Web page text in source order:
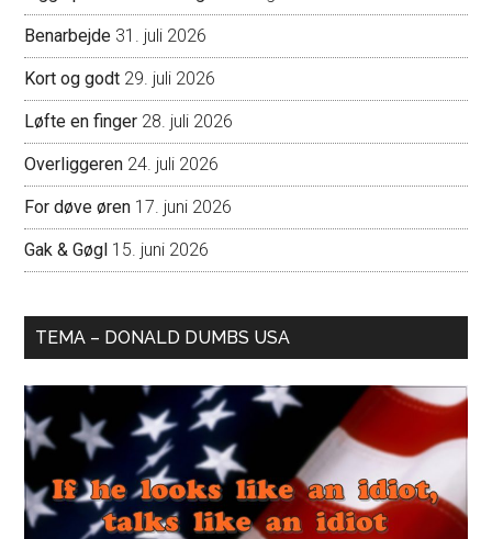
Benarbejde 31. juli 2026
Kort og godt 29. juli 2026
Løfte en finger 28. juli 2026
Overliggeren 24. juli 2026
For døve øren 17. juni 2026
Gak & Gøgl 15. juni 2026
TEMA – DONALD DUMBS USA